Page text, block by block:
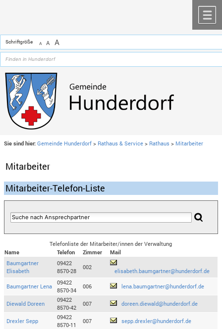
Schriftgröße A A A
Sie sind hier: Gemeinde Hunderdorf > Rathaus & Service > Rathaus > Mitarbeiter
Mitarbeiter
Mitarbeiter-Telefon-Liste
Telefonliste der Mitarbeiter/innen der Verwaltung
Name
Telefon Zimmer
Mail
Baumgartner
Elisabeth
09422
8570-28
002
elisabeth.baumgartner@hunderdorf.de
Baumgartner Lena
09422
8570-34
006 lena.baumgartner@hunderdorf.de
Diewald Doreen
09422
8570-42
007 doreen.diewald@hunderdorf.de
Drexler Sepp
09422
8570-11
007 sepp.drexler@hunderdorf.de